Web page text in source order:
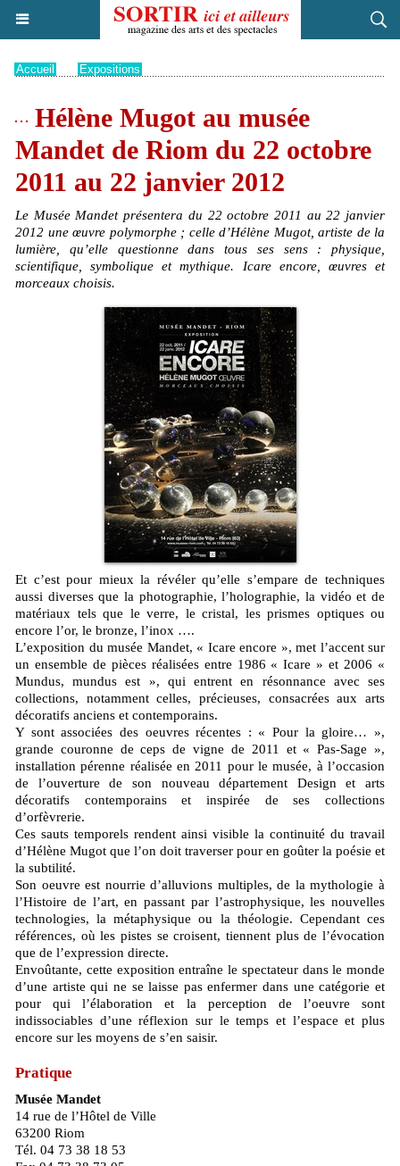
Accueil Expositions
Hélène Mugot au musée
Mandet de Riom du 22 octobre
2011 au 22 janvier 2012
Le Musée Mandet présentera du 22 octobre 2011 au 22 janvier
2012 une œuvre polymorphe ; celle d’Hélène Mugot, artiste de la
lumière, qu’elle questionne dans tous ses sens : physique,
scientifique, symbolique et mythique. Icare encore, œuvres et
morceaux choisis.
Et c’est pour mieux la révéler qu’elle s’empare de techniques
aussi diverses que la photographie, l’holographie, la vidéo et de
matériaux tels que le verre, le cristal, les prismes optiques ou
encore l’or, le bronze, l’inox ….
L’exposition du musée Mandet, « Icare encore », met l’accent sur
un ensemble de pièces réalisées entre 1986 « Icare » et 2006 «
Mundus, mundus est », qui entrent en résonnance avec ses
collections, notamment celles, précieuses, consacrées aux arts
décoratifs anciens et contemporains.
Y sont associées des oeuvres récentes : « Pour la gloire… »,
grande couronne de ceps de vigne de 2011 et « Pas-Sage »,
installation pérenne réalisée en 2011 pour le musée, à l’occasion
de l’ouverture de son nouveau département Design et arts
décoratifs contemporains et inspirée de ses collections
d’orfèvrerie.
Ces sauts temporels rendent ainsi visible la continuité du travail
d’Hélène Mugot que l’on doit traverser pour en goûter la poésie et
la subtilité.
Son oeuvre est nourrie d’alluvions multiples, de la mythologie à
l’Histoire de l’art, en passant par l’astrophysique, les nouvelles
technologies, la métaphysique ou la théologie. Cependant ces
références, où les pistes se croisent, tiennent plus de l’évocation
que de l’expression directe.
Envoûtante, cette exposition entraîne le spectateur dans le monde
d’une artiste qui ne se laisse pas enfermer dans une catégorie et
pour qui l’élaboration et la perception de l’oeuvre sont
indissociables d’une réflexion sur le temps et l’espace et plus
encore sur les moyens de s’en saisir.
Pratique
Musée Mandet
14 rue de l’Hôtel de Ville
63200 Riom
Tél. 04 73 38 18 53